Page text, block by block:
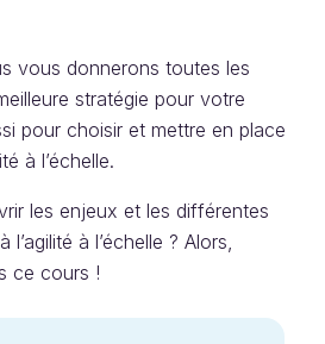
vous donnerons toutes les
stratégie pour votre
pour choisir et mettre en place
à l’échelle.
les enjeux et les différentes
à l’échelle ? Alors,
ce cours !